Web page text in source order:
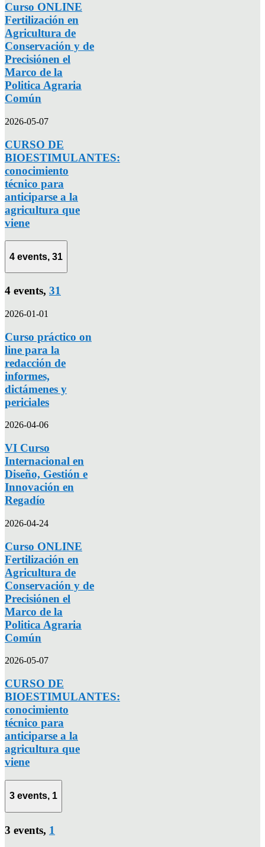
Curso ONLINE
Fertilización en
Agricultura de
Conservación y de
Precisiónen el
Marco de la
Politica Agraria
Común
2026-05-07
CURSO DE
BIOESTIMULANTES:
conocimiento
técnico para
anticiparse a la
agricultura que
viene
4 events, 31
4 events, 31
2026-01-01
Curso práctico on
line para la
redacción de
informes,
dictámenes y
periciales
2026-04-06
VI Curso
Internacional en
Diseño, Gestión e
Innovación en
Regadío
2026-04-24
Curso ONLINE
Fertilización en
Agricultura de
Conservación y de
Precisiónen el
Marco de la
Politica Agraria
Común
2026-05-07
CURSO DE
BIOESTIMULANTES:
conocimiento
técnico para
anticiparse a la
agricultura que
viene
3 events, 1
3 events, 1